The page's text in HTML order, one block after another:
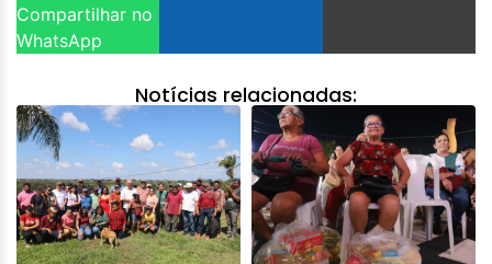
Compartilhar no
WhatsApp
Notícias relacionadas: